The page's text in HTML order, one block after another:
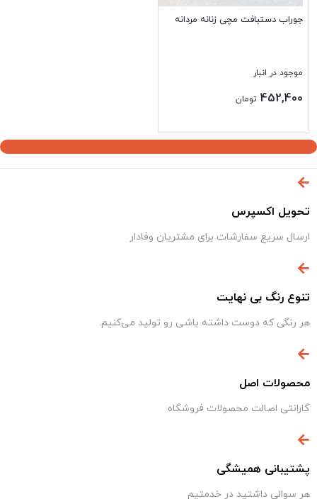
جوراب دستبافت مچی زنانه مردانه
موجود در انبار
452,400 تومان
تحویل اکسپرس
ارسال سریع سفارشات برای مشتریان وفادار
تنوع رنگ بی نهایت
هر رنگی که دوست داشته باشی رو تولید می‌کنیم.
محصولات اصل
گارانتی اصالت محصولات فروشگاه
پشتیبانی همیشگی
هر سوالی داشتید در خدمتیم